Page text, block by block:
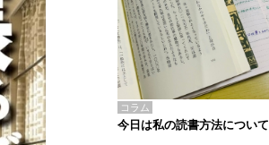
コラム
今日は私の読書方法について